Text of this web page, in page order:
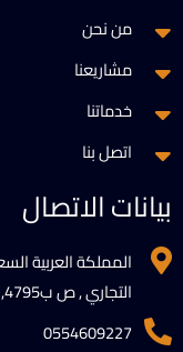
من نحن
مشاريعنا
خدماتنا
اتصل بنا
بيانات الاتصال
المملكة العربية
التجاري , ص ب4795,الرمز البريدي 16439
0554609227